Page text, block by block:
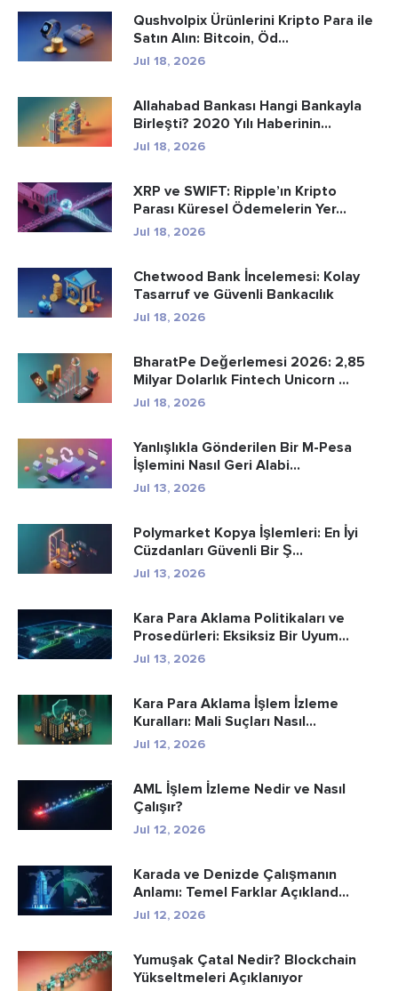
Qushvolpix Ürünlerini Kripto Para ile
Satın Alın: Bitcoin, Öd...
Jul 18, 2026
Allahabad Bankası Hangi Bankayla
Birleşti? 2020 Yılı Haberinin...
Jul 18, 2026
XRP ve SWIFT: Ripple’ın Kripto
Parası Küresel Ödemelerin Yer...
Jul 18, 2026
Chetwood Bank İncelemesi: Kolay
Tasarruf ve Güvenli Bankacılık
Jul 18, 2026
BharatPe Değerlemesi 2026: 2,85
Milyar Dolarlık Fintech Unicorn ...
Jul 18, 2026
Yanlışlıkla Gönderilen Bir M-Pesa
İşlemini Nasıl Geri Alabi...
Jul 13, 2026
Polymarket Kopya İşlemleri: En İyi
Cüzdanları Güvenli Bir Ş...
Jul 13, 2026
Kara Para Aklama Politikaları ve
Prosedürleri: Eksiksiz Bir Uyum...
Jul 13, 2026
Kara Para Aklama İşlem İzleme
Kuralları: Mali Suçları Nasıl...
Jul 12, 2026
AML İşlem İzleme Nedir ve Nasıl
Çalışır?
Jul 12, 2026
Karada ve Denizde Çalışmanın
Anlamı: Temel Farklar Açıkland...
Jul 12, 2026
Yumuşak Çatal Nedir? Blockchain
Yükseltmeleri Açıklanıyor